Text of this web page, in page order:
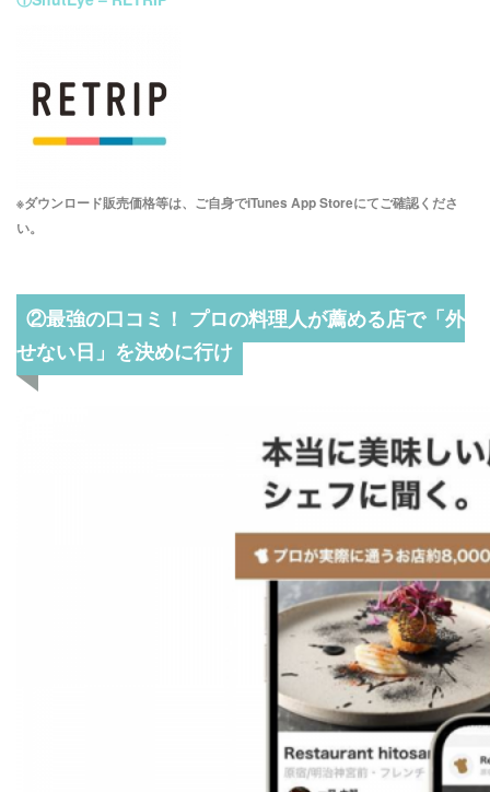
※ダウンロード販売価格等は、ご自身でiTunes App Storeにてご確認くださ
い。
②最強の口コミ！ プロの料理人が薦める店で「外
せない日」を決めに行け